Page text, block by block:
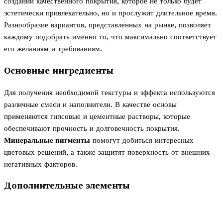
эстетически привлекательно, но и прослужит длительное время.
Разнообразие вариантов, представленных на рынке, позволяет
каждому подобрать именно то, что максимально соответствует
его желаниям и требованиям.
Основные ингредиенты
Для получения необходимой текстуры и эффекта используются
различные смеси и наполнители. В качестве основы
применяются гипсовые и цементные растворы, которые
обеспечивают прочность и долговечность покрытия.
Минеральные пигменты помогут добиться интересных
цветовых решений, а также защитят поверхность от внешних
негативных факторов.
Дополнительные элементы